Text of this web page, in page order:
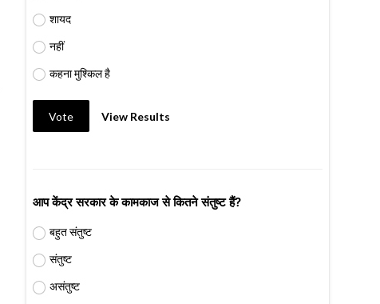
शायद
नहीं
कहना मुश्किल है
Vote View Results
आप केंद्र सरकार के कामकाज से कितने संतुष्ट हैं?
बहुत संतुष्ट
संतुष्ट
असंतुष्ट